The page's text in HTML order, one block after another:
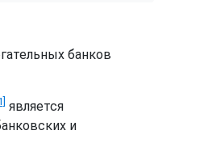
банков
является
и